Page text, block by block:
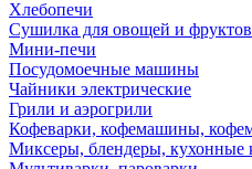
Хлебопечи
Сушилка для овощей и фруктов
Мини-печи
Посудомоечные машины
Чайники электрические
Грили и аэрогрили
Кофеварки, кофемашины,
Миксеры, блендеры, кухонные